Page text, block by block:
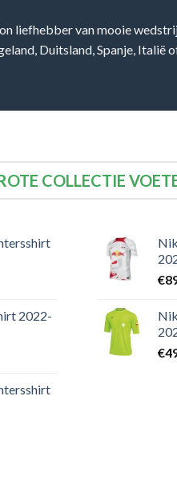
liefhebber van mooie
Duitsland, Spanje, Italië
COLLECTIE
2022-
€
€